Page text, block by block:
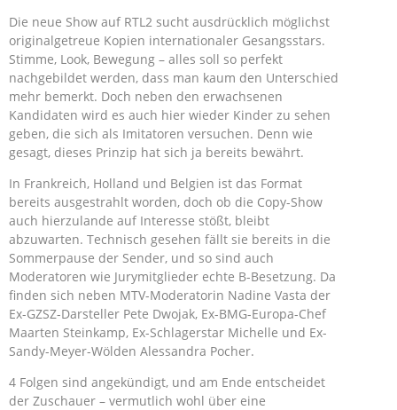
Die neue Show auf RTL2 sucht ausdrücklich möglichst
originalgetreue Kopien internationaler Gesangsstars.
Stimme, Look, Bewegung – alles soll so perfekt
nachgebildet werden, dass man kaum den Unterschied
mehr bemerkt. Doch neben den erwachsenen
Kandidaten wird es auch hier wieder Kinder zu sehen
geben, die sich als Imitatoren versuchen. Denn wie
gesagt, dieses Prinzip hat sich ja bereits bewährt.
In Frankreich, Holland und Belgien ist das Format
bereits ausgestrahlt worden, doch ob die Copy-Show
auch hierzulande auf Interesse stößt, bleibt
abzuwarten. Technisch gesehen fällt sie bereits in die
Sommerpause der Sender, und so sind auch
Moderatoren wie Jurymitglieder echte B-Besetzung. Da
finden sich neben MTV-Moderatorin Nadine Vasta der
Ex-GZSZ-Darsteller Pete Dwojak, Ex-BMG-Europa-Chef
Maarten Steinkamp, Ex-Schlagerstar Michelle und Ex-
Sandy-Meyer-Wölden Alessandra Pocher.
4 Folgen sind angekündigt, und am Ende entscheidet
der Zuschauer – vermutlich wohl über eine